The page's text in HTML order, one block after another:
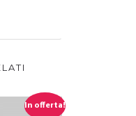
In offerta!